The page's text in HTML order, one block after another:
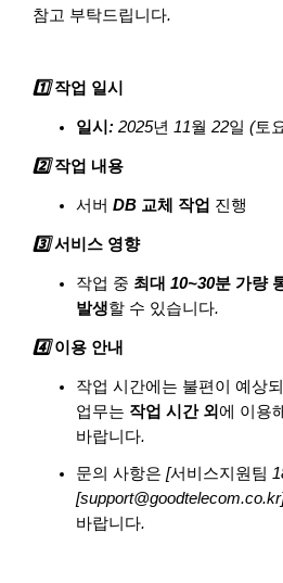
참고 부탁드립니다.
1️ 작업 일시
일시 : 2025년 11월 22일 (토
2️ 작업 내용
서버 DB 교체 작업 진행
3️ 서비스 영향
작업 중 최대 10~30분 가량
발생할 수 있습니다.
4️ 이용 안내
작업 시간에는 불편이 예상
업무는 작업 시간 외에 이용
바랍니다.
문의 사항은 [서비스지원팀
바랍니다.